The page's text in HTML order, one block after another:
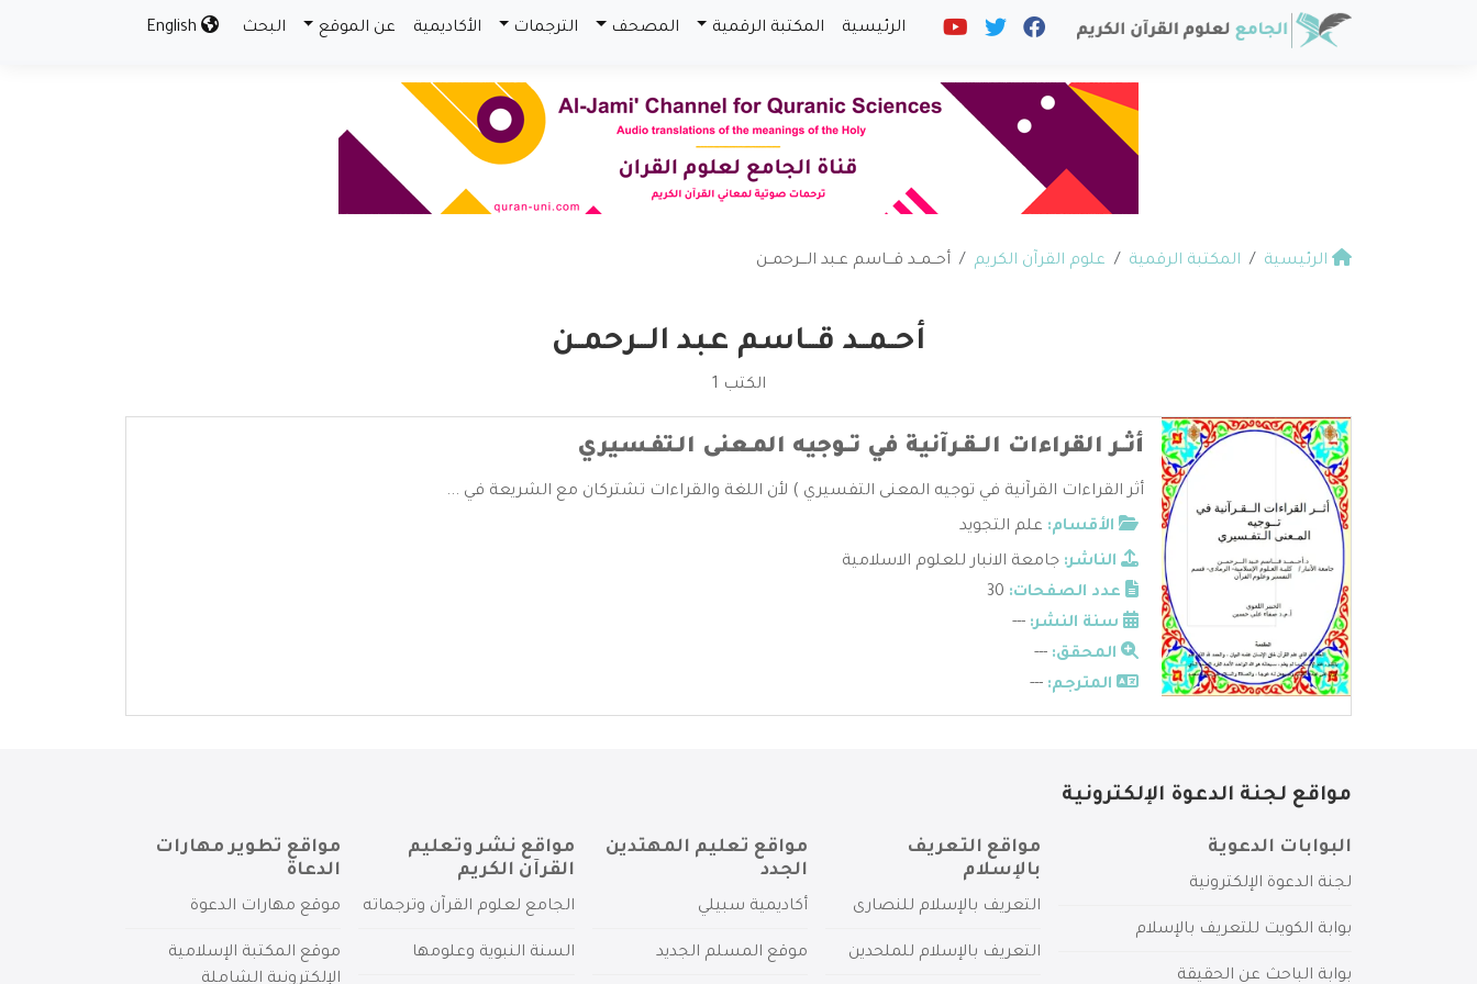
الرئيسية المكتبة الرقمية المصحف الترجمات الأكاديمية عن الموقع البحث
الرئيسية المكتبة الرقمية علوم القرآن الكريم أحــمــد قـــاسم عـبد الـــرحمــن
أحــمــد قـــاسم عـبد الـــرحمــن
الكتب 1
أثــر القراءات الــقـرآنية في تــوجيه المـعنى الـتفـسيري
أثر القراءات القرآنية في توجيه المعنى التفسيري ) لأن اللغة والقراءات تشتركان مع الشريعة في ...
الأقسام: علم التجويد
الناشر: جامعة الانبار للعلوم الاسلامية
عدد الصفحات:
سنة النشر: ---
المحقق: ---
المترجم: ---
مواقع لجنة الدعوة الإلكترونية
البوابات الدعوية
لجنة الدعوة الإلكترونية
بوابة الكويت للتعريف بالإسلام
بوابة الباحث عن الحقيقة
مواقع التعريف
بالإسلام
التعريف بالإسلام للنصارى
التعريف بالإسلام للملحدين
مواقع تعليم المهتدين
الجدد
أكاديمية سبيلي
موقع المسلم الجديد
مواقع نشر وتعليم
القرآن الكريم
الجامع لعلوم القرآن وترجماته
السنة النبوية وعلومها
مواقع تطوير مهارات
الدعاة
موقع مهارات الدعوة
موقع المكتبة الإسلامية
الإلكترونية الشاملة